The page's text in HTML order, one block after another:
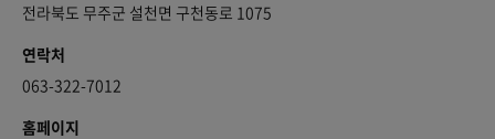
전라북도 무주군 설천면 구천동로 1075
연락처
063-322-7012
홈페이지